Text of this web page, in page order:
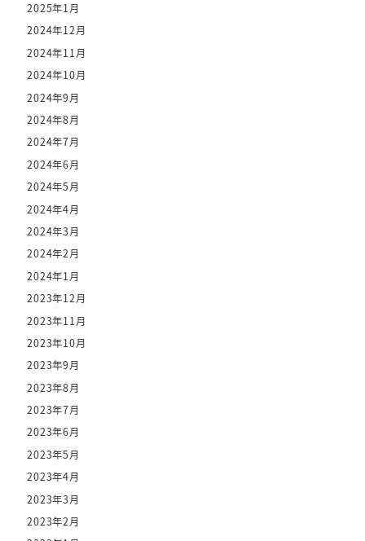
2025年1月
2024年12月
2024年11月
2024年10月
2024年9月
2024年8月
2024年7月
2024年6月
2024年5月
2024年4月
2024年3月
2024年2月
2024年1月
2023年12月
2023年11月
2023年10月
2023年9月
2023年8月
2023年7月
2023年6月
2023年5月
2023年4月
2023年3月
2023年2月